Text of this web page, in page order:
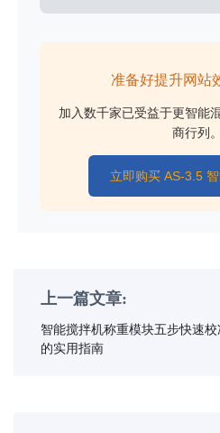
准备好提升网站
加入数千家已受益于更智能
商行列。
立即购买 AS-3.5
上一篇文章:
智能搅拌机称重模块五步快速
的实用指南